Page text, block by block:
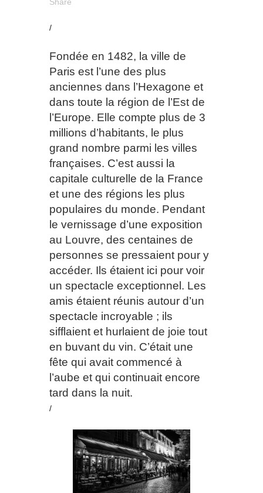
/
Fondée en 1482, la ville de
Paris est l’une des plus
anciennes dans l’Hexagone et
dans toute la région de l’Est de
l’Europe. Elle compte plus de 3
millions d’habitants, le plus
grand nombre parmi les villes
françaises. C’est aussi la
capitale culturelle de la France
et une des régions les plus
populaires du monde. Pendant
le vernissage d’une exposition
au Louvre, des centaines de
personnes se pressaient pour y
accéder. Ils étaient ici pour voir
un spectacle exceptionnel. Les
amis étaient réunis autour d’un
spectacle incroyable ; ils
sifflaient et hurlaient de joie tout
en buvant du vin. C’était une
fête qui avait commencé à
l’aube et qui continuait encore
tard dans la nuit.
/